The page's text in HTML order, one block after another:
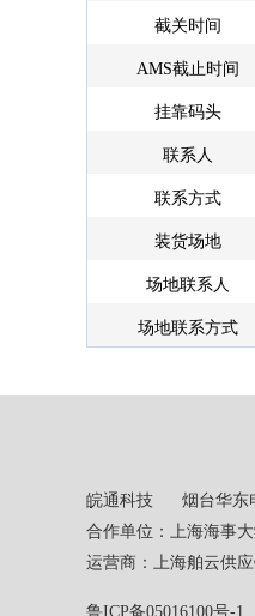
截关时间
AMS截止时间
挂靠码头
联系人
联系方式
装货场地
场地联系人
场地联系方式
皖通科技 烟台华东
合作单位：上海海事
运营商：上海舶云
鲁ICP备05016100号-1